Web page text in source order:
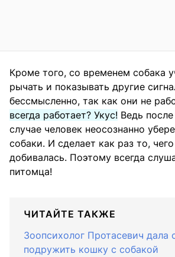
Кроме того, со временем собака
рычать и показывать другие
бессмысленно, так как они не
всегда работает? Укус! Ведь
случае человек неосознанно
собаки. И сделает как раз то,
добивалась. Поэтому всегда
питомца!
ЧИТАЙТЕ ТАКЖЕ
Зоопсихолог Протасевич дала
подружить кошку с собакой